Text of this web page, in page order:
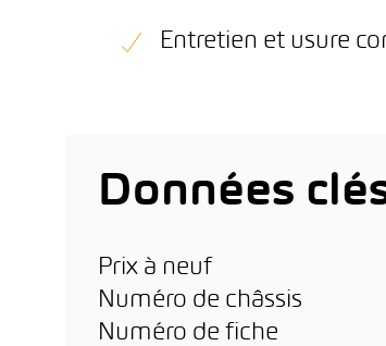
Entretien et usure
Données
Prix à neuf
Numéro de châssis
Numéro de fiche